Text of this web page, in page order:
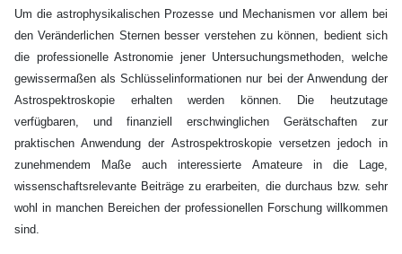
Um die astrophysikalischen Prozesse und Mechanismen vor allem bei
den Veränderlichen Sternen besser verstehen zu können, bedient sich
die professionelle Astronomie jener Untersuchungsmethoden, welche
gewissermaßen als Schlüsselinformationen nur bei der Anwendung der
Astrospektroskopie erhalten werden können. Die heutzutage
verfügbaren, und finanziell erschwinglichen Gerätschaften zur
praktischen Anwendung der Astrospektroskopie versetzen jedoch in
zunehmendem Maße auch interessierte Amateure in die Lage,
wissenschaftsrelevante Beiträge zu erarbeiten, die durchaus bzw. sehr
wohl in manchen Bereichen der professionellen Forschung willkommen
sind.